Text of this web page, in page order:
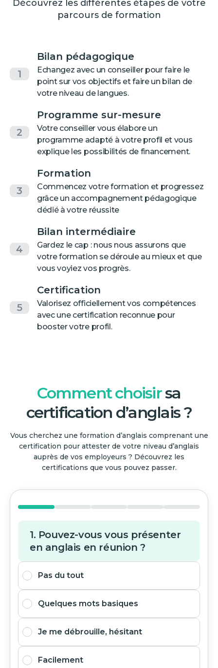
Découvrez les différentes étapes de votre
parcours de formation
1
Bilan pédagogique
Echangez avec un conseiller pour faire le
point sur vos objectifs et faire un bilan de
votre niveau de langues.
2
Programme sur-mesure
Votre conseiller vous élabore un
programme adapté à votre profil et vous
explique les possibilités de financement.
3
Formation
Commencez votre formation et progressez
grâce un accompagnement pédagogique
dédié à votre réussite
4
Bilan intermédiaire
Gardez le cap : nous nous assurons que
votre formation se déroule au mieux et que
vous voyiez vos progrès.
5
Certification
Valorisez officiellement vos compétences
avec une certification reconnue pour
booster votre profil.
Comment choisirsa
certification d’anglais ?
Vous cherchez une formation d’anglais comprenant une
certification pour attester de votre niveau d’anglais
auprès de vos employeurs ? Découvrez les
certifications que vous pouvez passer.
1. Pouvez-vous vous présenter
en anglais en réunion ?
Pas du tout
Quelques mots basiques
Je me débrouille, hésitant
Facilement